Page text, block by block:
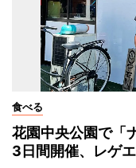
食べる
花園中央公園で「
3日間開催、レゲ